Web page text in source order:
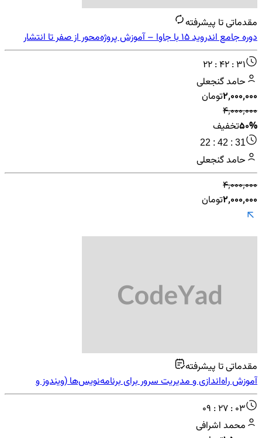
مقدماتی تا پیشرفته
دوره جامع اندروید 15 با جاوا – آموزش پروژه‌محور از صفر تا انتشار
اپلیکیشن
22 : 42 : 31
حامد گنجعلی
۲٬۰۰۰٬۰۰۰تومان
۴٬۰۰۰٬۰۰۰
50%تخفیف
22 : 42 : 31
حامد گنجعلی
۴٬۰۰۰٬۰۰۰
۲٬۰۰۰٬۰۰۰تومان
مقدماتی تا پیشرفته
آموزش راه‌اندازی و مدیریت سرور برای برنامه‌نویس‌ها (ویندوز و
لینوکس)
09 : 27 : 03
محمد اشرافی